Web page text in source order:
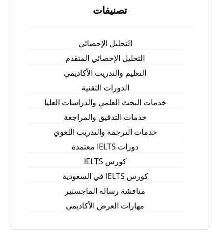
تصنيفات
التحليل الإحصائي
التحليل الإحصائي المتقدم
التعليم والتدريب الأكاديمي
الدورات التقنية
خدمات البحث العلمي والدراسات العليا
خدمات التدقيق والمراجعة
خدمات الترجمة والتدريب اللغوي
دورات IELTS معتمدة
كورس IELTS
كورس IELTS في السعودية
مناقشة رسالة الماجستير
مهارات العرض الأكاديمي